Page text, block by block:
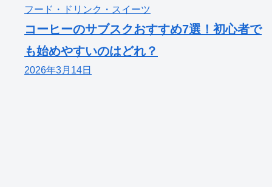
フード・ドリンク・スイーツ
コーヒーのサブスクおすすめ7選！初心者で
も始めやすいのはどれ？
2026年3月14日